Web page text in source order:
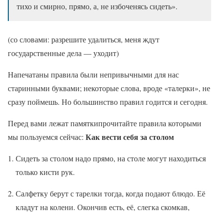
тихо и смирно, прямо, а, не избоченясь сидеть».
(со словами: разрешите удалиться, меня ждут
государственные дела — уходит)
Напечатаны правила были непривычными для нас
старинными буквами; некоторые слова, вроде «талерки», не
сразу поймешь. Но большинство правил годится и сегодня.
Перед вами лежат памяткипрочитайте правила которыми
мы пользуемся сейчас: Как вести себя за столом
Сидеть за столом надо прямо, на столе могут находиться
только кисти рук.
Салфетку берут с тарелки тогда, когда подают блюдо. Её
кладут на колени. Окончив есть, её, слегка скомкав,